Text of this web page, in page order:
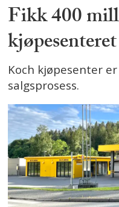
Fikk 400
kjøpesenteret
Koch kjøpesenter
salgsprosess.